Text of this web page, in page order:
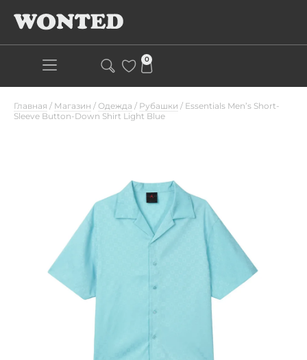
0
Главная / Магазин / Одежда / Рубашки / Essentials Men’s Short-
Sleeve Button-Down Shirt Light Blue